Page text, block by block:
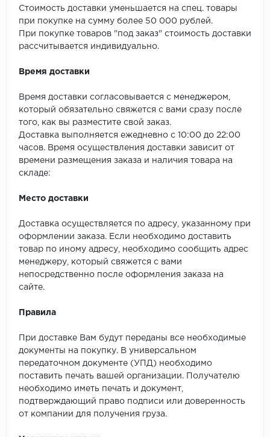
Стоимость доставки уменьшается на спец. товары
при покупке на сумму более 50 000 рублей.
При покупке товаров "под заказ" стоимость доставки
рассчитывается индивидуально.
Время доставки
Время доставки согласовывается с менеджером,
который обязательно свяжется с вами сразу после
того, как вы разместите свой заказ.
Доставка выполняется ежедневно с 10:00 до 22:00
часов. Время осуществления доставки зависит от
времени размещения заказа и наличия товара на
складе:
Место доставки
Доставка осуществляется по адресу, указанному при
оформлении заказа. Если необходимо доставить
товар по иному адресу, необходимо сообщить адрес
менеджеру, который свяжется с вами
непосредственно после оформления заказа на
сайте.
Правила
При доставке Вам будут переданы все необходимые
документы на покупку. В универсальном
передаточном документе (УПД) необходимо
поставить печать вашей организации. Получателю
необходимо иметь печать и документ,
подтверждающий право подписи или доверенность
от компании для получения груза.